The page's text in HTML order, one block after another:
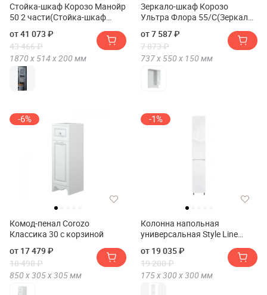
Стойка-шкаф Корозо Манойр
50 2 части(Стойка-шкаф
от 41 073 ₽
43 466 ₽
1870 х 514 х200 мм
Зеркало-шкаф Корозо
Ультра Флора 55/С(Зеркало-
55/С)
от 7 587 ₽
7 873 ₽
737 х 550 х 150 мм
-6%
Комод-пенал Corozo
Классика 30 с корзиной
от 17 479 ₽
18 498 ₽
850 х305 х305мм
-1%
Колонна напольная
универсальная Style Line
от 19 035 ₽
19 280 ₽
175 х300 х300 мм